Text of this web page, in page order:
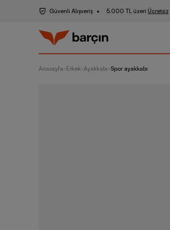
Güvenli Alışveriş 5.000 TL üzeri Ücretsiz
Anasayfa-Erkek-Ayakkabı-Spor ayakkabı